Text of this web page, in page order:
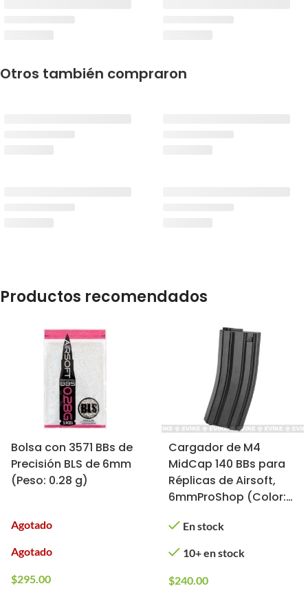
Otros también compraron
Productos recomendados
Bolsa con 3571 BBs de
Precisión BLS de 6mm
(Peso: 0.28 g)
Agotado
Agotado
$295.00
Cargador de M4
MidCap 140 BBs para
Réplicas de Airsoft,
6mmProShop (Color:
En stock
10+ en stock
$240.00